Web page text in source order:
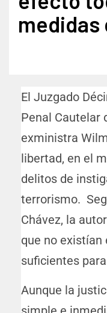
medidas
El Juzgado
Penal Cautelar
exministra
libertad, en el
delitos de
terrorismo.
Chávez, la
que no
suficientes
Aunque la